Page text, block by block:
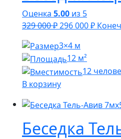
Оценка 5.00 из 5
329 000₽
составляла
329
000 ₽.
296 000₽
3×4 м
12 м²
12
В корзину
Беседка